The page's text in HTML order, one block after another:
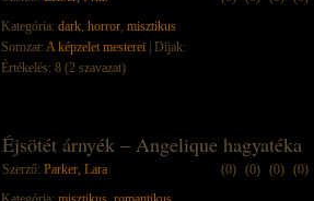
Kategória: dark, horror, misztikus
Sorozat: A képzelet mesterei| Díjak:
Értékelés: 8 (2 szavazat)
Éjsötét árnyék – Angelique hagyatéka
Szerző: Parker, Lara (0) (0) (0) (0)